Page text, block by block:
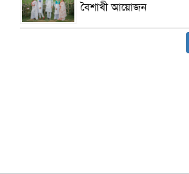
বৈশাখী আয়োজন